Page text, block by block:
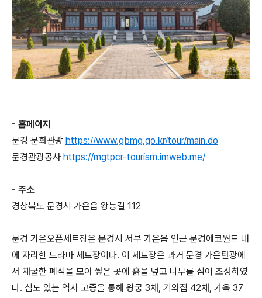
- 홈페이지
문경 문화관광 https://www.gbmg.go.kr/tour/main.do
문경관광공사 https://mgtpcr-tourism.imweb.me/
- 주소
경상북도 문경시 가은읍 왕능길 112
문경 가은오픈세트장은 문경시 서부 가은읍 인근 문경에코월드 내
에 자리한 드라마 세트장이다. 이 세트장은 과거 문경 가은탄광에
서 채굴한 폐석을 모아 쌓은 곳에 흙을 덮고 나무를 심어 조성하였
다. 심도 있는 역사 고증을 통해 왕궁 3채, 기와집 42채, 가옥 37